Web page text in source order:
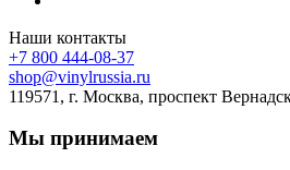
Наши контакты
+7 800 444-08-37
shop@vinylrussia.ru
119571, г. Москва, проспект
Мы принимаем